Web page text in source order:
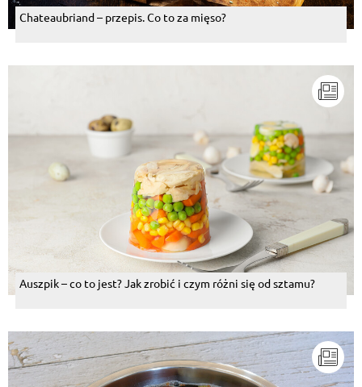
Chateaubriand – przepis. Co to za mięso?
Auszpik – co to jest? Jak zrobić i czym różni się od sztamu?